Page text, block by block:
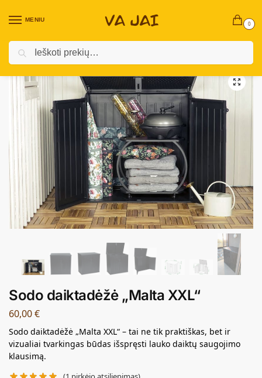
MENIU
0
Pradžia / Terasiniai baldai
Sodo daiktadėžė „Malta XXL“
60,00€
Sodo daiktadėžė „Malta XXL“ – tai ne tik praktiškas, bet ir
vizualiai tvarkingas būdas išspręsti lauko daiktų saugojimo
klausimą.